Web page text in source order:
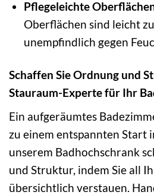
Pflegeleichte
Oberflächen sind leicht
unempfindlich gegen
Schaffen Sie Ordnung und
Stauraum-Experte für Ihr
Ein aufgeräumtes
zu einem entspannten Start
unserem Badhochschrank
und Struktur, indem Sie all
übersichtlich verstauen.